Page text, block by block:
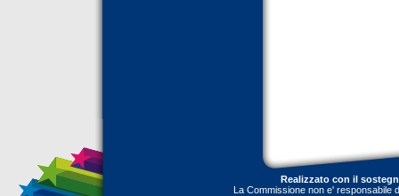
Realizzato con il
La Commissione non e' responsabile